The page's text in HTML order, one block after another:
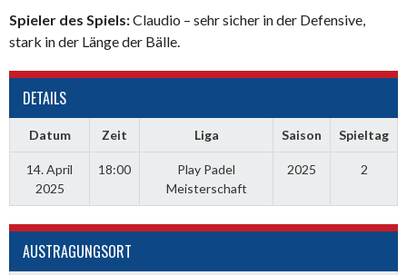
Spieler des Spiels:Claudio – sehr sicher in der Defensive,
stark in der Länge der Bälle.
DETAILS
Datum Zeit Liga Saison Spieltag
14. April
2025
18:00
Play Padel
Meisterschaft
2025 2
AUSTRAGUNGSORT